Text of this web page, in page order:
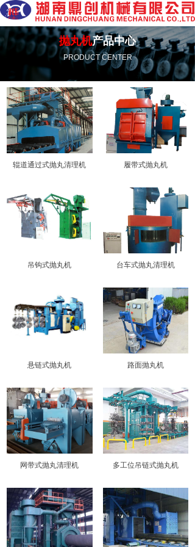
抛丸机产品中心
PRODUCT CENTER
辊道通过式抛丸清理机 履带式抛丸机
吊钩式抛丸机 台车式抛丸清理机
悬链式抛丸机 路面抛丸机
网带式抛丸清理机 多工位吊链式抛丸机